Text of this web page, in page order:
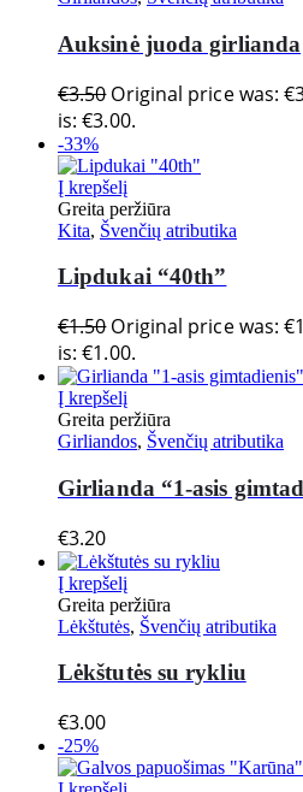
Auksinė juoda girlianda
€3.50 Original price was:
is: €3.00.
-33%
Į krepšelį
Greita peržiūra
Kita, Švenčių atributika
Lipdukai “40th”
€1.50 Original price was:
is: €1.00.
Į krepšelį
Greita peržiūra
Girliandos, Švenčių atributika
Girlianda “1-asis
€3.20
Į krepšelį
Greita peržiūra
Lėkštutės, Švenčių atributika
Lėkštutės su rykliu
€3.00
-25%